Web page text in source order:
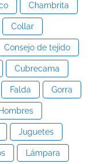
Chambrita
Collar
Consejo de tejido
Cubrecama
Falda Gorra
Hombres
Juguetes
Lámpara